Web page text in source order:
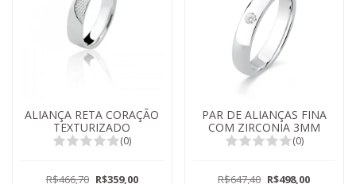
ALIANÇA RETA CORAÇÃO
TEXTURIZADO
(0)
R$466,70 R$359,00
PAR DE ALIANÇAS FINA
COM ZIRCONIA 3MM
(0)
R$647,40 R$498,00